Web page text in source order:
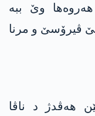
وێ ببە
ڤیرۆسێ و مرنا
هەڤدژ د ناڤا